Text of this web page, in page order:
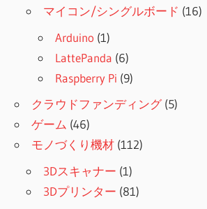
マイコン/シングルボード (16)
Arduino (1)
LattePanda (6)
Raspberry Pi (9)
クラウドファンディング(5)
ゲーム (46)
モノづくり機材 (112)
3Dスキャナー (1)
3Dプリンター (81)